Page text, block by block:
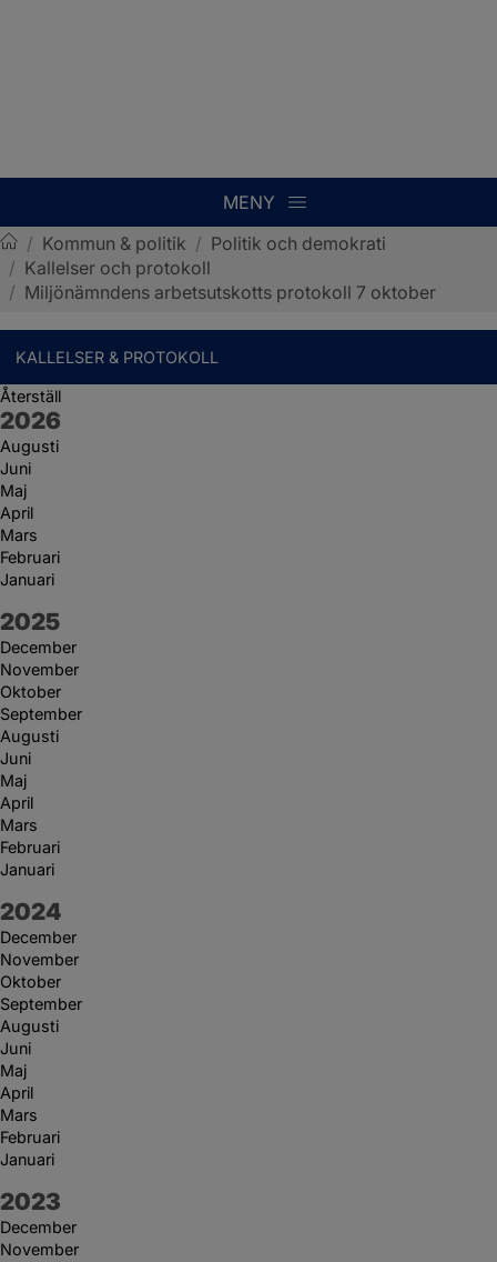
MENY
Sotenäs kommun
/ Kommun & politik / Politik och demokrati
/ Kallelser och protokoll
/ Miljönämndens arbetsutskotts protokoll 7 oktober
KALLELSER & PROTOKOLL
Återställ
År:
2026
Augusti
Juni
Maj
April
Mars
Februari
Januari
År:
2025
December
November
Oktober
September
Augusti
Juni
Maj
April
Mars
Februari
Januari
År:
2024
December
November
Oktober
September
Augusti
Juni
Maj
April
Mars
Februari
Januari
År:
2023
December
November